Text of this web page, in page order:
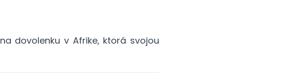
dovolenku v Afrike, ktorá svojou